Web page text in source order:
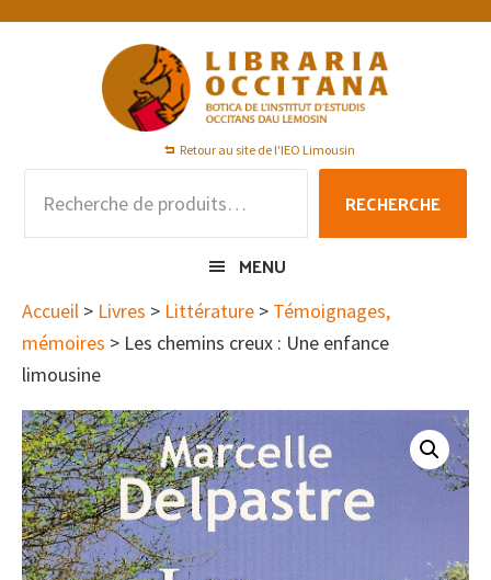
Passer
Passer
Passer
Retour au site de l'IEO Limousin
pour :
RECHERCHE
MENU
Accueil > Livres > Littérature > Témoignages,
mémoires > Les chemins creux : Une enfance
limousine